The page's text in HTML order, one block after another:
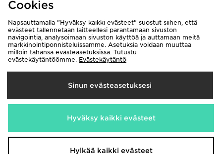
Löydä myymälä
Kumppanuusohjelma
JD Blog
Toimitetaan
Suomi
Me hyväksymme seuraavat maksutavat
Vieraile yrityksemme sivullawww.jdplc.com
Cookies
Napsauttamalla "Hyväksy kaikki evästeet" suostut siihen, että
evästeet tallennetaan laitteellesi parantamaan sivuston
navigointia, analysoimaan sivuston käyttöä ja auttamaan meitä
markkinointiponnisteluissamme. Asetuksia voidaan muuttaa
milloin tahansa evästeasetuksissa. Tutustu
evästekäytäntöömme. Evästekäytäntö
Sinun evästeasetuksesi
Hyväksy kaikki evästeet
Hylkää kaikki evästeet